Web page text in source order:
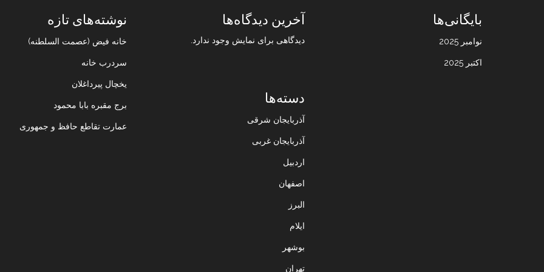
نوشته‌های تازه
خانه فیض (عصمت السلطنه)
سردرب خانه
یخچال پیرداغلان
برج مقبره بابا محمود
عمارت تقاطع حافظ و جمهوری
آخرین دیدگاه‌ها
دیدگاهی برای نمایش وجود ندارد.
بایگانی‌ها
نوامبر 2025
اکتبر 2025
دسته‌ها
آذربایجان شرقی
آذربایجان غربی
اردبیل
اصفهان
البرز
ایلام
بوشهر
تهران